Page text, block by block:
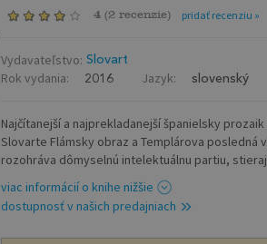
4 (2 recenzie) pridať recenziu »
Vydavateľstvo: Slovart
Rok vydania: 2016 Jazyk: slovenský
Najčítanejší a najprekladanejší španielsky
Slovarte Flámsky obraz a Templárova posledná
rozohráva dômyselnú intelektuálnu partiu,
viac informácií o knihe nižšie
dostupnosť v našich predajniach